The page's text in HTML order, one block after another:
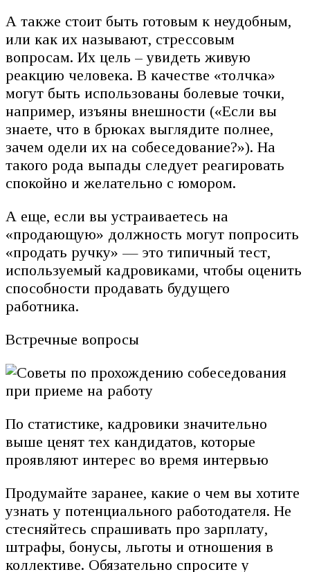
А также стоит быть готовым к неудобным,
или как их называют, стрессовым
вопросам. Их цель – увидеть живую
реакцию человека. В качестве «толчка»
могут быть использованы болевые точки,
например, изъяны внешности («Если вы
знаете, что в брюках выглядите полнее,
зачем одели их на собеседование?»). На
такого рода выпады следует реагировать
спокойно и желательно с юмором.
А еще, если вы устраиваетесь на
«продающую» должность могут попросить
«продать ручку» — это типичный тест,
используемый кадровиками, чтобы оценить
способности продавать будущего
работника.
Встречные вопросы
По статистике, кадровики значительно
выше ценят тех кандидатов, которые
проявляют интерес во время интервью
Продумайте заранее, какие о чем вы хотите
узнать у потенциального работодателя. Не
стесняйтесь спрашивать про зарплату,
штрафы, бонусы, льготы и отношения в
коллективе. Обязательно спросите у